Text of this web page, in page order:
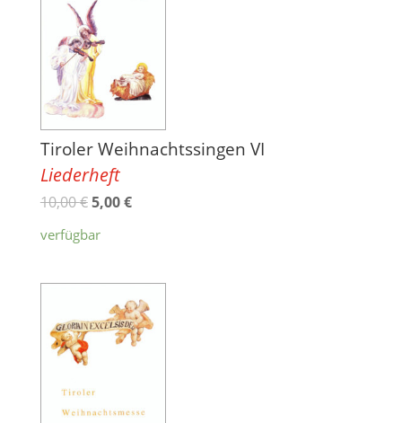
Tiroler Weihnachtssingen VI
Liederheft
10,00€5,00€
verfügbar